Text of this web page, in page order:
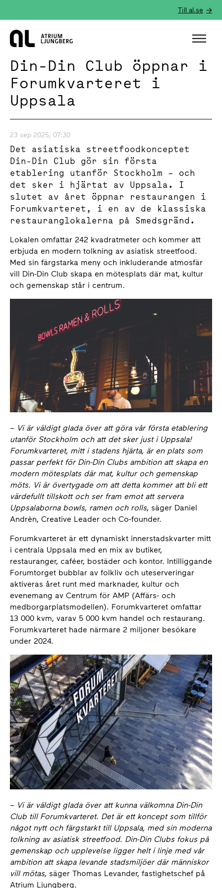
Till al.se
Hem
Din-Din Club öppnar i
Forumkvarteret i
Uppsala
23 sep 2025, 07:30
Det asiatiska streetfoodkonceptet
Din-Din Club gör sin första
etablering utanför Stockholm – och
det sker i hjärtat av Uppsala. I
slutet av året öppnar restaurangen i
Forumkvarteret, i en av de klassiska
restauranglokalerna på Smedsgränd.
Lokalen omfattar 242 kvadratmeter och kommer att
erbjuda en modern tolkning av asiatisk streetfood.
Med sin färgstarka meny och inkluderande atmosfär
vill Din-Din Club skapa en mötesplats där mat, kultur
och gemenskap står i centrum.
– Vi är väldigt glada över att göra vår första etablering
utanför Stockholm och att det sker just i Uppsala!
Forumkvarteret, mitt i stadens hjärta, är en plats som
passar perfekt för Din-Din Clubs ambition att skapa en
modern mötesplats där mat, kultur och gemenskap
möts. Vi är övertygade om att detta kommer att bli ett
värdefullt tillskott och ser fram emot att servera
Uppsalaborna bowls, ramen och rolls, säger Daniel
Andrèn, Creative Leader och Co-founder.
Forumkvarteret är ett dynamiskt innerstadskvarter mitt
i centrala Uppsala med en mix av butiker,
restauranger, caféer, bostäder och kontor. Intilliggande
Forumtorget bubblar av folkliv och uteserveringar
aktiveras året runt med marknader, kultur och
evenemang av Centrum för AMP (Affärs- och
medborgarplatsmodellen). Forumkvarteret omfattar
13 000 kvm, varav 5 000 kvm handel och restaurang.
Forumkvarteret hade närmare 2 miljoner besökare
under 2024.
– Vi är väldigt glada över att kunna välkomna Din-Din
Club till Forumkvarteret. Det är ett koncept som tillför
något nytt och färgstarkt till Uppsala, med sin moderna
tolkning av asiatisk streetfood. Din-Din Clubs fokus på
gemenskap och upplevelse ligger helt i linje med vår
ambition att skapa levande stadsmiljöer där människor
vill mötas, säger Thomas Levander, fastighetschef på
Atrium Ljungberg.